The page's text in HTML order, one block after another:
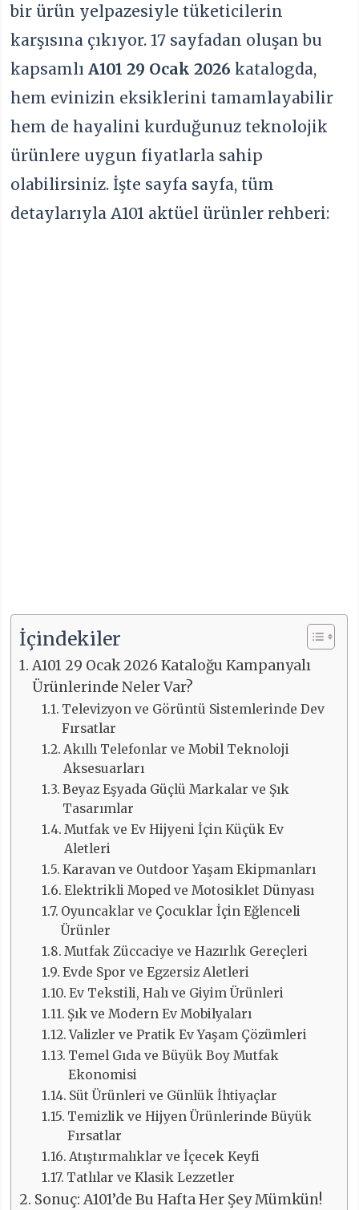
bir ürün yelpazesiyle tüketicilerin
karşısına çıkıyor. 17 sayfadan oluşan bu
kapsamlıA101 29 Ocak 2026katalogda,
hem evinizin eksiklerini tamamlayabilir
hem de hayalini kurduğunuz teknolojik
ürünlere uygun fiyatlarla sahip
olabilirsiniz. İşte sayfa sayfa, tüm
detaylarıyla A101 aktüel ürünler rehberi:
İçindekiler
A101 29 Ocak 2026 Kataloğu Kampanyalı
Ürünlerinde Neler Var?
Televizyon ve Görüntü Sistemlerinde Dev
Fırsatlar
Akıllı Telefonlar ve Mobil Teknoloji
Aksesuarları
Beyaz Eşyada Güçlü Markalar ve Şık
Tasarımlar
Mutfak ve Ev Hijyeni İçin Küçük Ev
Aletleri
Karavan ve Outdoor Yaşam Ekipmanları
Elektrikli Moped ve Motosiklet Dünyası
Oyuncaklar ve Çocuklar İçin Eğlenceli
Ürünler
Mutfak Züccaciye ve Hazırlık Gereçleri
Evde Spor ve Egzersiz Aletleri
Ev Tekstili, Halı ve Giyim Ürünleri
Şık ve Modern Ev Mobilyaları
Valizler ve Pratik Ev Yaşam Çözümleri
Temel Gıda ve Büyük Boy Mutfak
Ekonomisi
Süt Ürünleri ve Günlük İhtiyaçlar
Temizlik ve Hijyen Ürünlerinde Büyük
Fırsatlar
Atıştırmalıklar ve İçecek Keyfi
Tatlılar ve Klasik Lezzetler
Sonuç: A101’de Bu Hafta Her Şey Mümkün!